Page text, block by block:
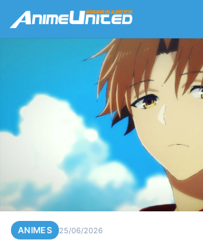
ANIMES 25/06/2026